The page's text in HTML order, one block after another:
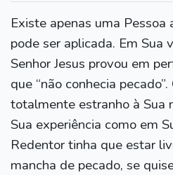
Existe apenas uma
pode ser aplicada. Em Sua
Senhor Jesus provou em
que “não conhecia
totalmente estranho à Sua
Sua experiência como em
Redentor tinha que estar
mancha de pecado, se